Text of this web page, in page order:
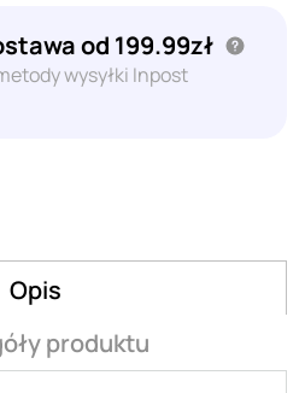
od 199.99zł
wysyłki Inpost
Opis
produktu